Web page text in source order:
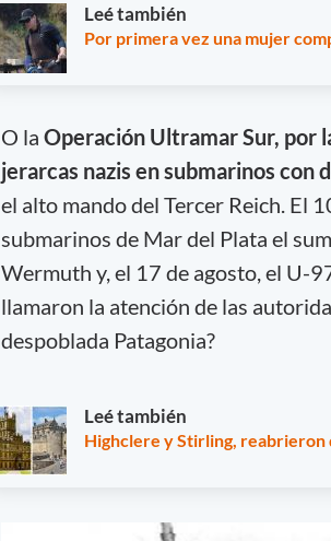
Leé también
Por primera vez una mujer
O la Operación Ultramar Sur, por
jerarcas nazis en submarinos con
el alto mando del Tercer Reich. El
submarinos de Mar del Plata el
Wermuth y, el 17 de agosto, el U-
llamaron la atención de las
despoblada Patagonia?
Leé también
Highclere y Stirling, reabrieron